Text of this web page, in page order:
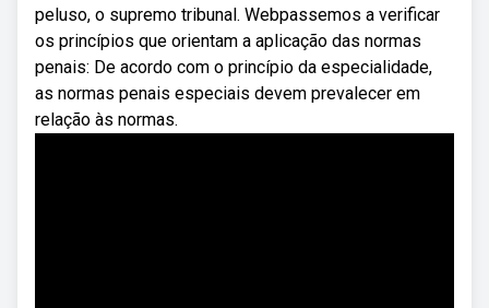
peluso, o supremo tribunal. Webpassemos a verificar
os princípios que orientam a aplicação das normas
penais: De acordo com o princípio da especialidade,
as normas penais especiais devem prevalecer em
relação às normas.